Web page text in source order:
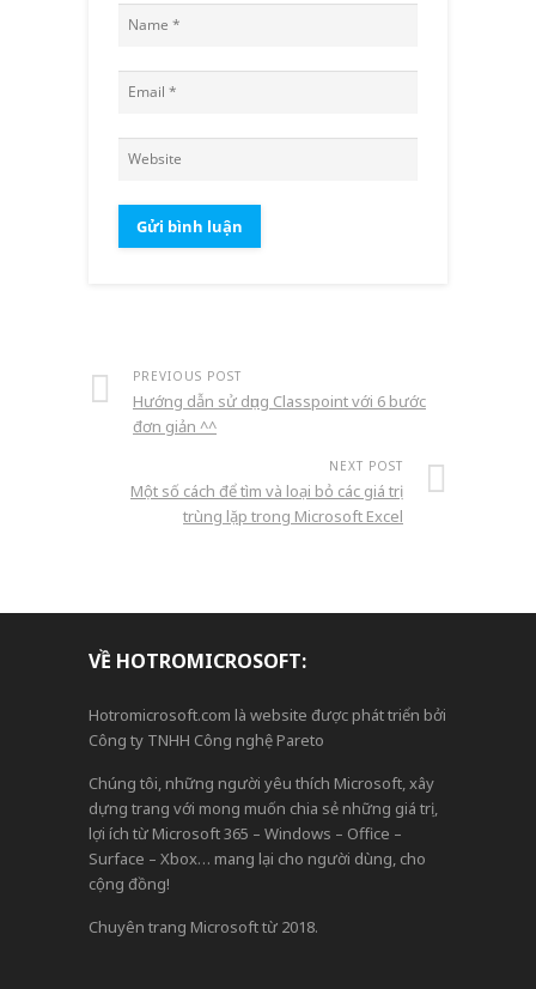
PREVIOUS POST
Hướng dẫn sử dụng Classpoint với 6 bước
đơn giản ^^
NEXT POST
Một số cách để tìm và loại bỏ các giá trị
trùng lặp trong Microsoft Excel
VỀ HOTROMICROSOFT:
Hotromicrosoft.com là website được phát triển bởi
Công ty TNHH Công nghệ Pareto
Chúng tôi, những người yêu thích Microsoft, xây
dựng trang với mong muốn chia sẻ những giá trị,
lợi ích từ Microsoft 365 – Windows – Office –
Surface – Xbox… mang lại cho người dùng, cho
cộng đồng!
Chuyên trang Microsoft từ 2018.